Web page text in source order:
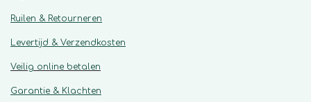
Ruilen & Retourneren
Levertijd & Verzendkosten
Veilig online betalen
Garantie & Klachten